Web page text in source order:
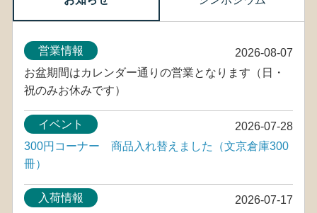
2026-08-07
営業情報
お盆期間はカレンダー通りの営業となります（日・
祝のみお休みです）
2026-07-28
イベント
300円コーナー 商品入れ替えました（文京倉庫300
冊）
2026-07-17
入荷情報